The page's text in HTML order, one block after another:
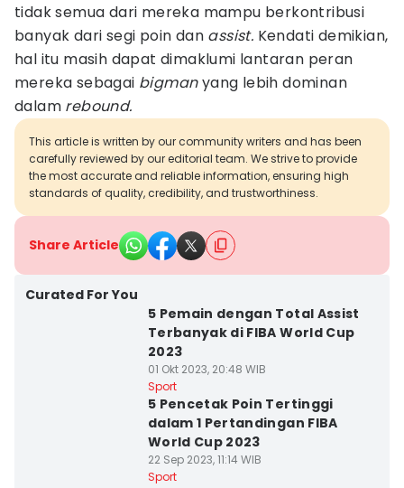
tidak semua dari mereka mampu berkontribusi
banyak dari segi poin dan assist. Kendati demikian,
hal itu masih dapat dimaklumi lantaran peran
mereka sebagai bigmanyang lebih dominan
dalam rebound.
This article is written by our community writers and has been
carefully reviewed by our editorial team. We strive to provide
the most accurate and reliable information, ensuring high
standards of quality, credibility, and trustworthiness.
Share Article
Curated For You
5 Pemain dengan Total Assist
Terbanyak di FIBA World Cup
2023
01 Okt 2023, 20:48 WIB
Sport
5 Pencetak Poin Tertinggi
dalam 1 Pertandingan FIBA
World Cup 2023
22 Sep 2023, 11:14 WIB
Sport